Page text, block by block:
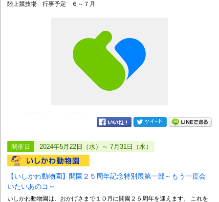
陸上競技場 行事予定 ６～７月
開催日 2024年5月22日（水）～ 7月31日（水）
【いしかわ動物園】開園２５周年記念特別展第一部～もう一度会
いたいあのコ～
いしかわ動物園は、おかげさまで１０月に開園２５周年を迎えます。 これを